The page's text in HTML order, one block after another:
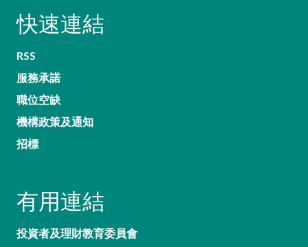
快速連結
RSS
服務承諾
職位空缺
機構政策及通知
招標
有用連結
投資者及理財教育委員會